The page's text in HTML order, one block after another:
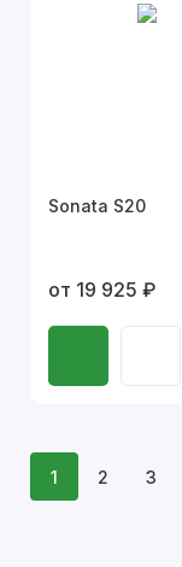
Sonata S20
от 19 925 ₽
1 2 3